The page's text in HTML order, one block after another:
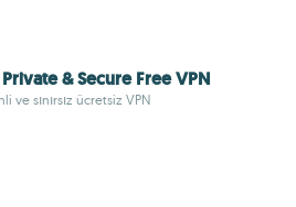
& Secure Free VPN
ve sınırsız ücretsiz VPN